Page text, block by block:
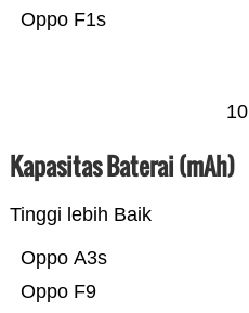
Oppo F1s
10
Kapasitas Baterai (mAh)
Tinggi lebih Baik
Oppo F9
Oppo A3s